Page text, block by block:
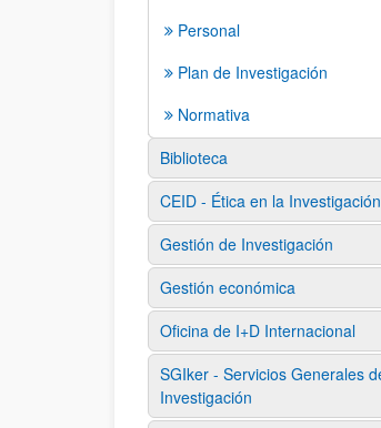
Personal
Plan de Investigación
Normativa
Biblioteca
CEID - Ética en la Investigación
Gestión de Investigación
Gestión económica
Oficina de I+D Internacional
SGIker - Servicios Generales
Investigación